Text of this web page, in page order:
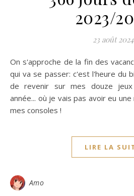
2023/
23 août 2024
On s'approche de la fin des vacances donc vous savez ce
qui va se passer: c'est l'heure du
de revenir sur mes douze jeux
année... où je vais pas avoir eu
mes consoles !
LIRE LA
Amo